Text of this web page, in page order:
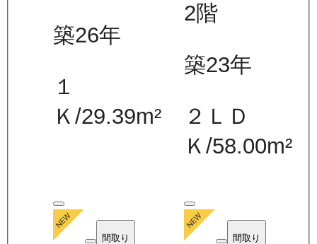
築26年
１
Ｋ/29.39m²
2階
築23年
２ＬＤ
Ｋ /58.00m²
間取り 間取り